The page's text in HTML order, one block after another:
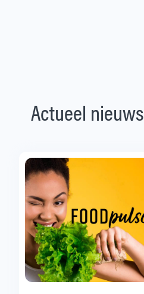
Actueel nieuws